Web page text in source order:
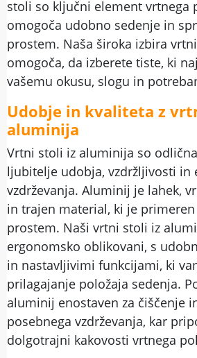
stoli so ključni element vrtnega
omogoča udobno sedenje in
prostem. Naša široka izbira
omogoča, da izberete tiste, ki
vašemu okusu, slogu in
Udobje in kvaliteta z
aluminija
Vrtni stoli iz aluminija so
ljubitelje udobja, vzdržljivosti in
vzdrževanja. Aluminij je lahek,
in trajen material, ki je
prostem. Naši vrtni stoli iz
ergonomsko oblikovani, s
in nastavljivimi funkcijami, ki
prilagajanje položaja sedenja.
aluminij enostaven za čiščenje
posebnega vzdrževanja, kar
dolgotrajni kakovosti vrtnega